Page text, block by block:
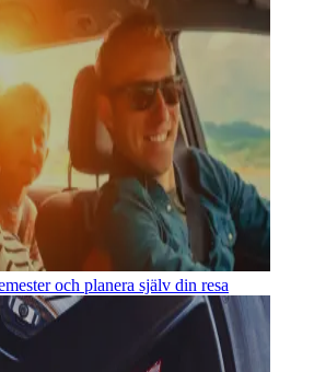
och planera själv din resa